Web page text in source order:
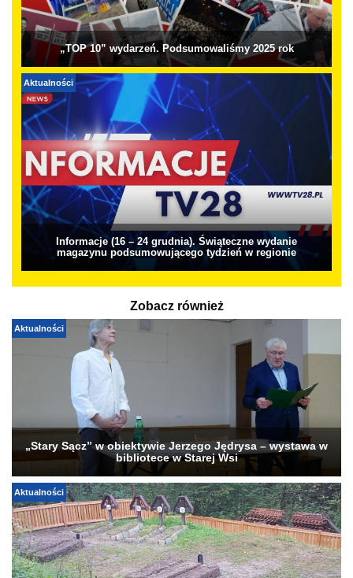
„TOP 10” wydarzeń. Podsumowaliśmy 2025 rok
Aktualności
Informacje (16 – 24 grudnia). Świąteczne wydanie
magazynu podsumowującego tydzień w regionie
Zobacz również
Aktualności
„Stary Sącz” w obiektywie Jerzego Jędrysa – wystawa w
bibliotece w Starej Wsi
Aktualności